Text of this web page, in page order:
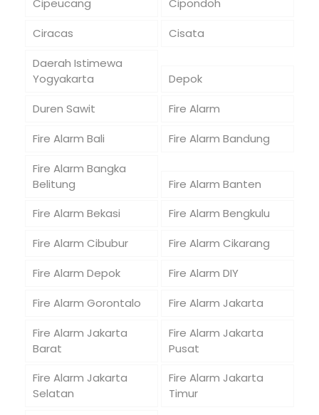
Cipeucang
Cipondoh
Ciracas
Cisata
Daerah Istimewa
Yogyakarta
Depok
Duren Sawit
Fire Alarm
Fire Alarm Bali
Fire Alarm Bandung
Fire Alarm Bangka
Belitung
Fire Alarm Banten
Fire Alarm Bekasi
Fire Alarm Bengkulu
Fire Alarm Cibubur
Fire Alarm Cikarang
Fire Alarm Depok
Fire Alarm DIY
Fire Alarm Gorontalo
Fire Alarm Jakarta
Fire Alarm Jakarta
Barat
Fire Alarm Jakarta
Pusat
Fire Alarm Jakarta
Selatan
Fire Alarm Jakarta
Timur